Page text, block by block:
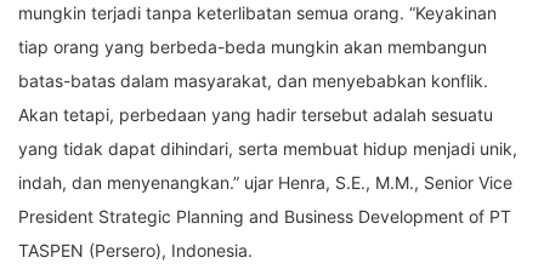
mungkin terjadi tanpa keterlibatan semua orang. “Keyakinan
tiap orang yang berbeda-beda mungkin akan membangun
batas-batas dalam masyarakat, dan menyebabkan konflik.
Akan tetapi, perbedaan yang hadir tersebut adalah sesuatu
yang tidak dapat dihindari, serta membuat hidup menjadi unik,
indah, dan menyenangkan.” ujar Henra, S.E., M.M., Senior Vice
President Strategic Planning and Business Development of PT
TASPEN (Persero), Indonesia.